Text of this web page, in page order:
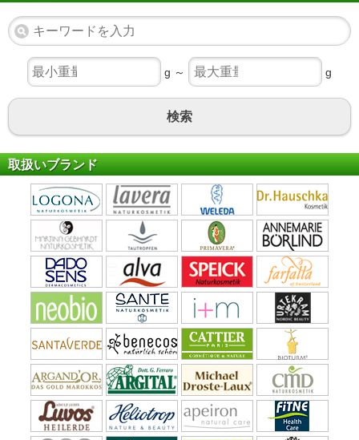
g ～ g
検索
取扱いブランド